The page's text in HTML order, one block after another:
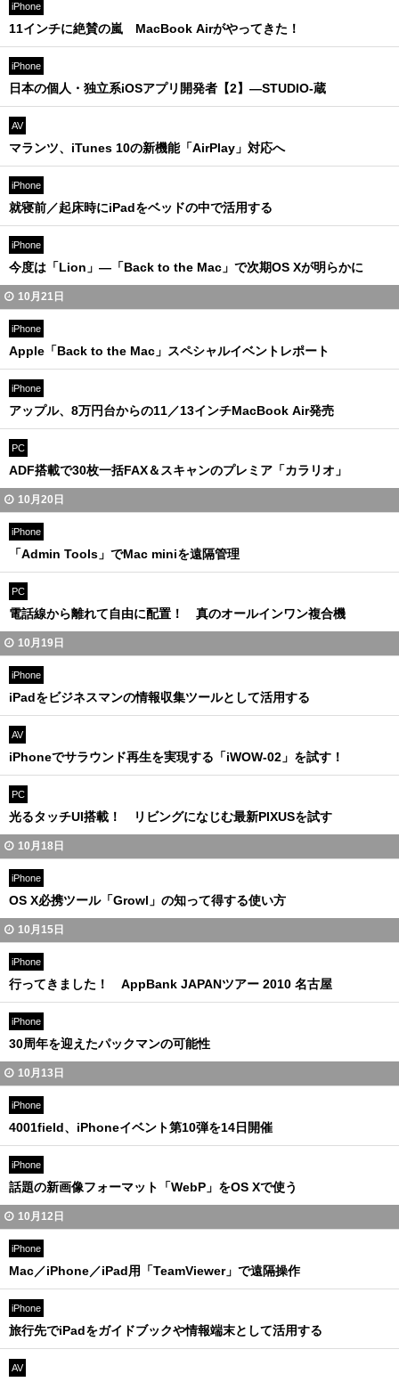
iPhone
11インチに絶賛の嵐 MacBook Airがやってきた！
iPhone
日本の個人・独立系iOSアプリ開発者【2】—STUDIO-蔵
AV
マランツ、iTunes 10の新機能「AirPlay」対応へ
iPhone
就寝前／起床時にiPadをベッドの中で活用する
iPhone
今度は「Lion」―「Back to the Mac」で次期OS Xが明らかに
10月21日
iPhone
Apple「Back to the Mac」スペシャルイベントレポート
iPhone
アップル、8万円台からの11／13インチMacBook Air発売
PC
ADF搭載で30枚一括FAX＆スキャンのプレミア「カラリオ」
10月20日
iPhone
「Admin Tools」でMac miniを遠隔管理
PC
電話線から離れて自由に配置！ 真のオールインワン複合機
10月19日
iPhone
iPadをビジネスマンの情報収集ツールとして活用する
AV
iPhoneでサラウンド再生を実現する「iWOW-02」を試す！
PC
光るタッチUI搭載！ リビングになじむ最新PIXUSを試す
10月18日
iPhone
OS X必携ツール「Growl」の知って得する使い方
10月15日
iPhone
行ってきました！ AppBank JAPANツアー 2010 名古屋
iPhone
30周年を迎えたパックマンの可能性
10月13日
iPhone
4001field、iPhoneイベント第10弾を14日開催
iPhone
話題の新画像フォーマット「WebP」をOS Xで使う
10月12日
iPhone
Mac／iPhone／iPad用「TeamViewer」で遠隔操作
iPhone
旅行先でiPadをガイドブックや情報端末として活用する
AV